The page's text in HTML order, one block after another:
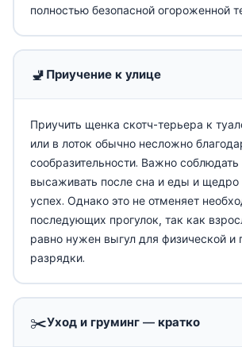
полностью безопасной огороженной
🚽 Приучение к улице
Приучить щенка скотч-терьера к
или в лоток обычно несложно
сообразительности. Важно
высаживать после сна и еды и щедро
успех. Однако это не отменяет
последующих прогулок, так как
равно нужен выгул для физической и
разрядки.
✂️Уход и груминг — кратко